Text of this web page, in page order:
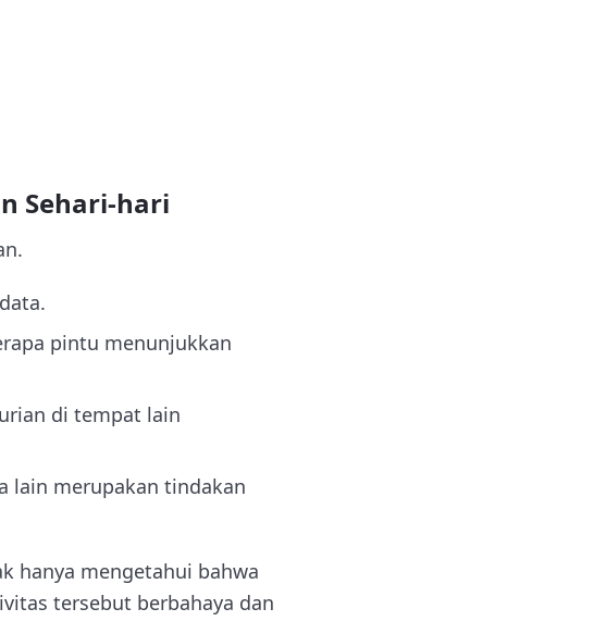
Sehari-hari
pintu menunjukkan
di tempat lain
lain merupakan tindakan
hanya mengetahui bahwa
tersebut berbahaya dan